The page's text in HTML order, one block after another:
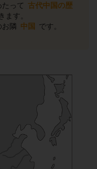
って 古代中国の歴
ます。
お隣 中国
です。